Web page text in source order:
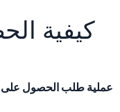
كيفية
عملية طلب الحصول على